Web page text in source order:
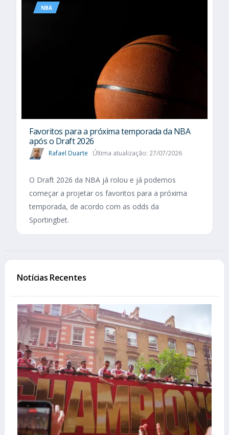
NBA
Favoritos para a próxima temporada da NBA
após o Draft 2026
Rafael Duarte Última atualização: 27/07/2026
O Draft 2026 da NBA já rolou e já podemos
começar a projetar os favoritos para a próxima
temporada, de acordo com as odds da
Sportingbet.
Notícias Recentes